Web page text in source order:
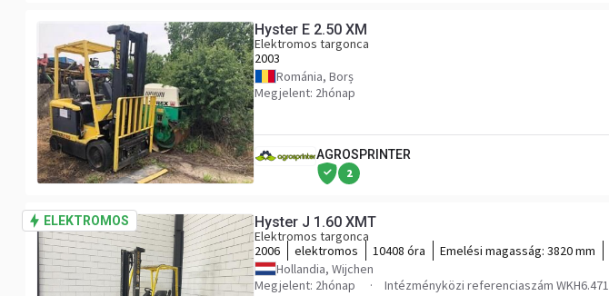
Hyster E 2.50 XM
Elektromos targonca
2003
Románia, Borș
Megjelent: 2hónap
AGROSPRINTER
2
ELEKTROMOS Hyster J 1.60 XMT
Elektromos targonca
2006
elektromos 10408 óra Emelési magasság: 3820 mm
Hollandia, Wijchen
Megjelent: 2hónap
Intézményközi referenciaszám WKH6.471